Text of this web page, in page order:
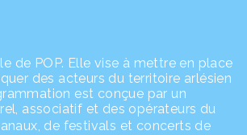
de POP. Elle vise à mettre en place
des acteurs du territoire arlésien
est conçue par un
associatif et des opérateurs du
de festivals et concerts de